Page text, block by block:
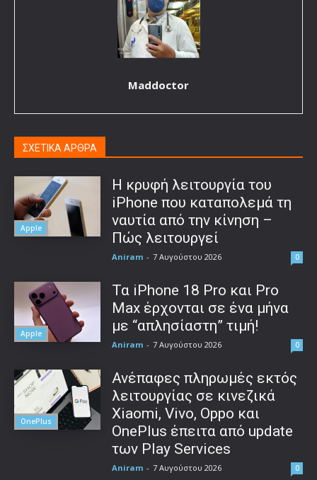
Maddoctor
ΣΧΕΤΙΚΑ ΑΡΘΡΑ
Apple
Η κρυφή λειτουργία του
iPhone που καταπολεμά τη
ναυτία από την κίνηση –
Πώς λειτουργεί
Aniram - 7 Αυγούστου 2026 0
Apple
Τα iPhone 18 Pro και Pro
Max έρχονται σε ένα μήνα
με “απλησίαστη” τιμή!
Aniram - 7 Αυγούστου 2026 0
OnePlus
Ανέπαφες πληρωμές εκτός
λειτουργίας σε κινεζικά
Xiaomi, Vivo, Oppo και
OnePlus έπειτα από update
των Play Services
Aniram - 7 Αυγούστου 2026 0